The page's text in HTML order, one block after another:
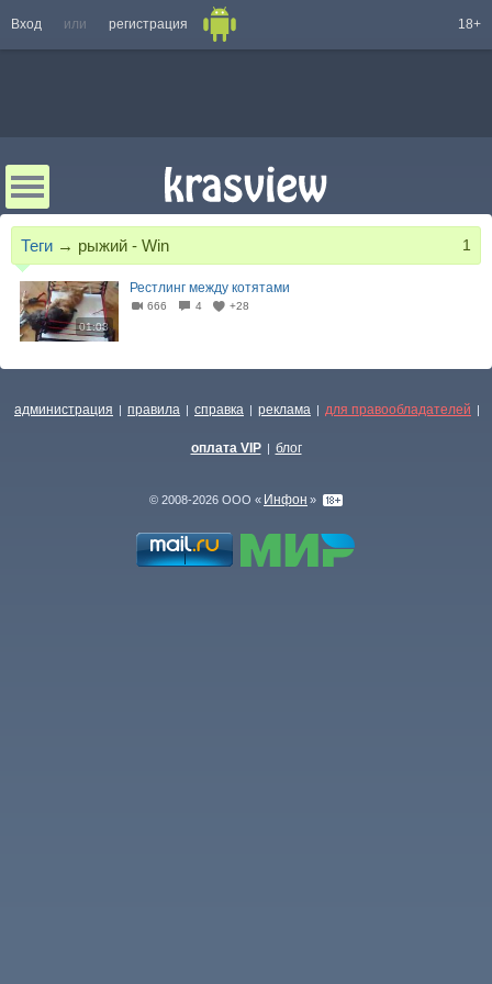
Вход или регистрация 18+
Теги → рыжий - Win 1
01:08
Рестлинг между котятами
666 4 +28
администрация | правила | справка | реклама | для правообладателей |
оплата VIP | блог
© 2008-2026 ООО « Инфон »